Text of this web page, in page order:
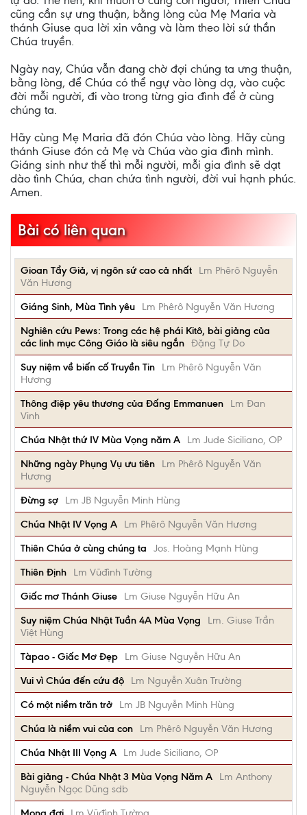
cũng cần sự ưng thuận, bằng lòng của Mẹ Maria và
thánh Giuse qua lời xin vâng và làm theo lời sứ thần
Chúa truyền.
Ngày nay, Chúa vẫn đang chờ đợi chúng ta ưng thuận,
bằng lòng, để Chúa có thể ngự vào lòng dạ, vào cuộc
đời mỗi người, đi vào trong từng gia đình để ở cùng
chúng ta.
Hãy cùng Mẹ Maria đã đón Chúa vào lòng. Hãy cùng
thánh Giuse đón cả Mẹ và Chúa vào gia đình mình.
Giáng sinh như thế thì mỗi người, mỗi gia đình sẽ dạt
dào tình Chúa, chan chứa tình người, đời vui hạnh phúc.
Amen.
Bài có liên quan
Gioan Tẩy Giả, vị ngôn sứ cao cả nhất
Lm Phêrô Nguyễn
Văn Hương
Giáng Sinh, Mùa Tình yêu
Lm Phêrô Nguyễn Văn Hương
Nghiên cứu Pews: Trong các hệ phái Kitô, bài giảng của
các linh mục Công Giáo là siêu ngắn Đặng Tự Do
Suy niệm về biến cố Truyền Tin
Lm Phêrô Nguyễn Văn
Hương
Thông điệp yêu thương của Đấng Emmanuen
Lm Đan
Vinh
Chúa Nhật thứ IV Mùa Vọng năm A
Lm Jude Siciliano, OP
Những ngày Phụng Vụ ưu tiên
Lm Phêrô Nguyễn Văn
Hương
Đừng sợ
Lm JB Nguyễn Minh Hùng
Chúa Nhật IV Vọng A
Lm Phêrô Nguyễn Văn Hương
Thiên Chúa ở cùng chúng ta
Jos. Hoàng Mạnh Hùng
Thiên Định
Lm Vũđình Tường
Giấc mơ Thánh Giuse
Lm Giuse Nguyễn Hữu An
Suy niệm Chúa Nhật Tuần 4A Mùa Vọng
Lm. Giuse Trần
Việt Hùng
Tàpao - Giấc Mơ Đẹp
Lm Giuse Nguyễn Hữu An
Vui vì Chúa đến cứu độ
Lm Nguyễn Xuân Trường
Có một niềm trăn trở
Lm JB Nguyễn Minh Hùng
Chúa là niềm vui của con
Lm Phêrô Nguyễn Văn Hương
Chúa Nhật III Vọng A
Lm Jude Siciliano, OP
Bài giảng - Chúa Nhật 3 Mùa Vọng Năm A
Lm Anthony
Nguyễn Ngọc Dũng sdb